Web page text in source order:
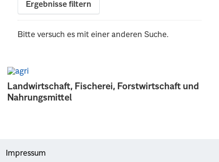
Landwirtschaft, Fischerei, Forstwirtschaft und
Nahrungsmittel
Ergebnisse filtern
Bitte versuch es mit einer anderen Suche.
Impressum